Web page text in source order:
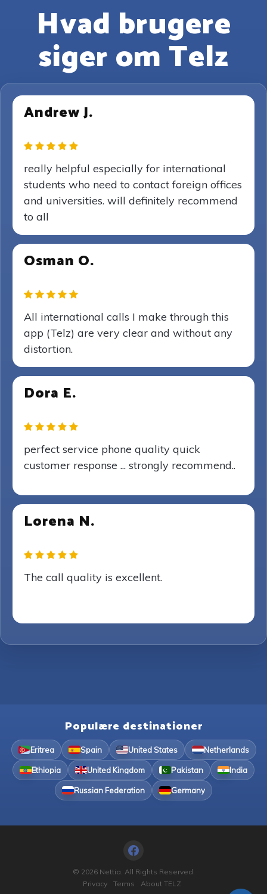
Hvad brugere
siger om Telz
Andrew J.
really helpful especially for international
students who need to contact foreign offices
and universities. will definitely recommend
to all
Osman O.
All international calls I make through this
app (Telz) are very clear and without any
distortion.
Dora E.
perfect service phone quality quick
customer response ... strongly recommend..
Lorena N.
The call quality is excellent.
Populære destinationer
Eritrea Spain United States Netherlands
Ethiopia United Kingdom Pakistan India
Russian Federation Germany
© 2026 Nettia. All Rights Reserved.
Privacy
Terms About TELZ